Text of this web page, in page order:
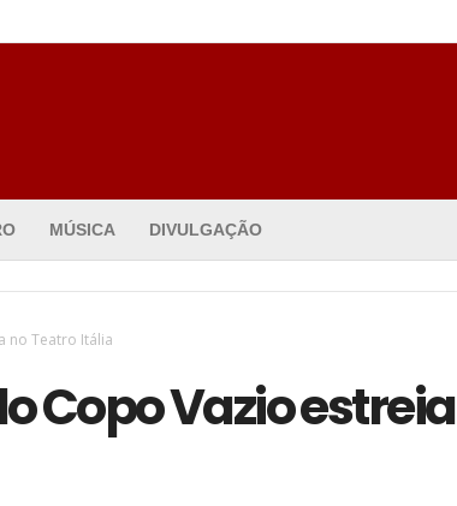
MÚSICA DIVULGAÇÃO
no Teatro Itália
Copo Vazio estreia